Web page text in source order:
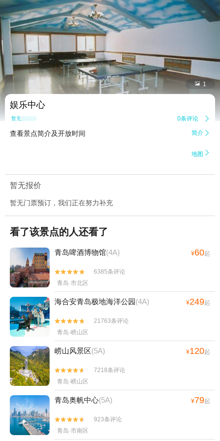
 1
娱乐中心
暂无点评 0条评论 
查看景点简介及开放时间 简介 
地图 
暂无报价
暂无门票预订，我们正在努力补充
看了该景点的人还看了
青岛啤酒博物馆(4A) ¥60起


6385条评论
青岛·市北区
海合安青岛极地海洋公园(4A) ¥249起


21763条评论
青岛·崂山区
崂山风景区(5A) ¥120起


7218条评论
青岛·崂山区
青岛奥帆中心(5A) ¥79起


923条评论
青岛·市南区
